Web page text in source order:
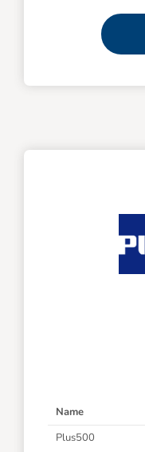
Name
Plus500